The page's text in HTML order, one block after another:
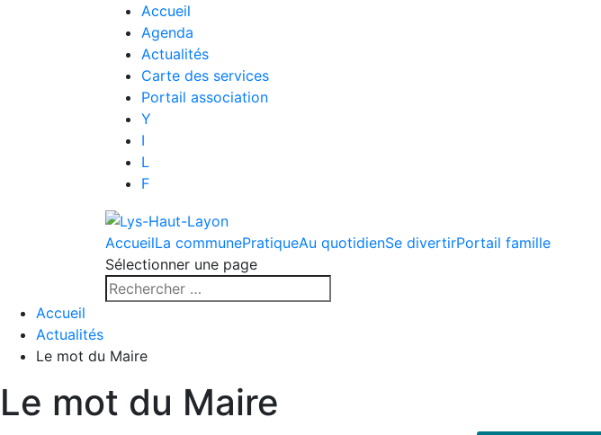
Accueil
Agenda
Actualités
Carte des services
Portail association
Y
I
L
F
AccueilLa communePratiqueAu quotidienSe divertirPortail famille
Sélectionner une page
Accueil
Actualités
Le mot du Maire
Le mot du Maire